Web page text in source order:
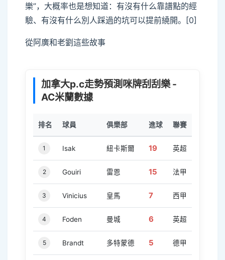
樂”，大概率也是想知道：有沒有什么靠譜點的經
驗、有沒有什么別人踩過的坑可以提前繞開。[0]
從阿廣和老劉這些故事
加拿大p.c走勢預測咪牌刮刮樂 -
AC米蘭數據
排名 球員 俱樂部 進球 聯賽
1 Isak 紐卡斯爾 19 英超
2 Gouiri 雷恩 15 法甲
3 Vinicius 皇馬 7 西甲
4 Foden 曼城 6 英超
5 Brandt 多特蒙德 5 德甲